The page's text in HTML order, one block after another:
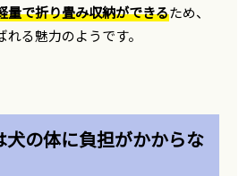
量で折り畳み収納ができるため、
る魅力のようです。
犬の体に負担がかからな